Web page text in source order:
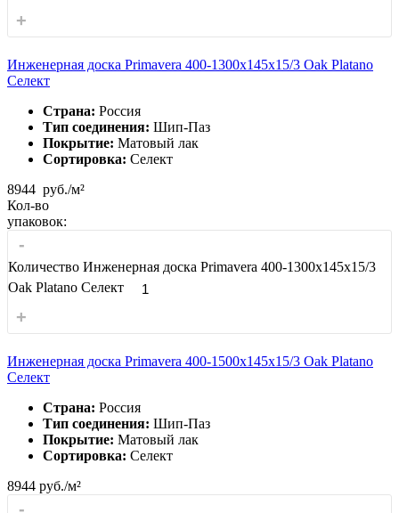
+
Инженерная доска Primavera 400-1300х145х15/3 Oak Platano
Селект
Страна: Россия
Тип соединения: Шип-Паз
Покрытие: Матовый лак
Сортировка: Селект
8944 руб./м²
Кол-во
упаковок:
-
Количество Инженерная доска Primavera 400-1300х145х15/3
Oak Platano Селект
+
Инженерная доска Primavera 400-1500х145х15/3 Oak Platano
Селект
Страна: Россия
Тип соединения: Шип-Паз
Покрытие: Матовый лак
Сортировка: Селект
8944 руб./м²
-